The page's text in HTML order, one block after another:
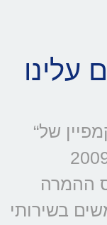
“מוצרי קולמי מוטמעים בכל קמפיין של
ונטוויז’ן, החל משנת 2009
ההמרה
בשירותי